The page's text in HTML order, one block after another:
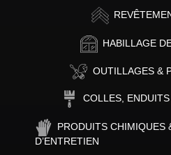
HABILLAGE
OUTILLAGES &
COLLES,
PRODUITS CHIMIQUES
D’ENTRETIEN